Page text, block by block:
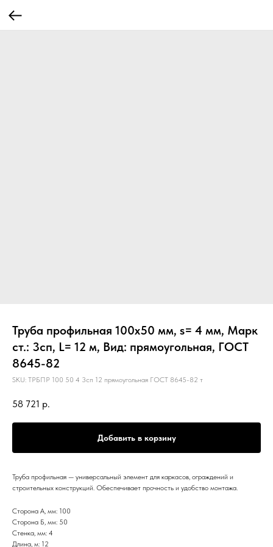
Труба профильная 100х50 мм, s= 4 мм, Марк
ст.: 3сп, L= 12 м, Вид: прямоугольная, ГОСТ
8645-82
SKU: ТРБПР 100 50 4 3сп 12 прямоугольная ГОСТ 8645-82 т
58 721 р.
Добавить в корзину
Труба профильная — универсальный элемент для каркасов, ограждений и
строительных конструкций. Обеспечивает прочность и удобство монтажа.
Сторона А, мм: 100
Сторона Б, мм: 50
Стенка, мм: 4
Длина, м: 12